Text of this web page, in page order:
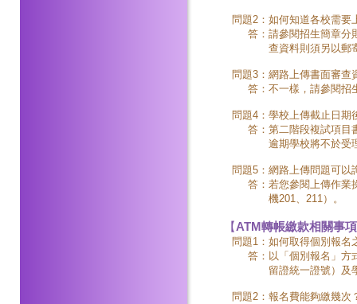
問題2： 如何知道各校需要
答： 請參閱招生簡章分
查資料則須另以郵
問題3： 網路上傳書面審查
答： 不一樣，請參閱招
問題4： 學校上傳截止日期
答： 第二階段複試項目
逾期學校將不於受
問題5： 網路上傳問題可以
答： 若您參閱上傳作業
機201、211）。
【ATM轉帳繳款相關事項
問題1： 如何取得個別報名
答： 以「個別報名」方
留證統一證號）及
問題2： 報名費能夠繳幾次